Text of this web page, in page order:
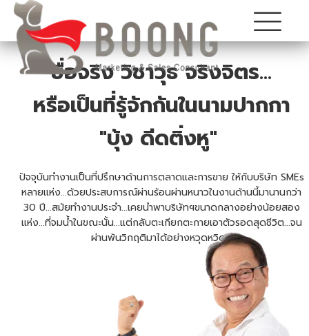
ชื่อจริง วิชาวุธ จริงจิตร...
หรือเป็นที่รู้จักกันในนามปากกา
"บุ้ง ดีดติ่งหู"
ปัจจุบันทำงานเป็นที่ปรึกษาด้านการตลาดและการขาย ให้กับบริษัท SMEs
หลายแห่ง...ด้วยประสบการณ์ผ่านร้อนผ่านหนาวในงานด้านนี้มานานกว่า
30 ปี...สมัยทำงานประจำ...เคยนำพาบริษัทฯขนาดกลางอย่างน้อยสอง
แห่ง...ที่จมน้ำในขณะนั้น...แต่กลับตะเกียกตะกายเอาตัวรอดสุดชีวิต...จน
ผ่านพ้นวิกฤติมาได้อย่างหวุดหวิด...